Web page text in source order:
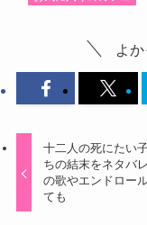
よ
十二人の死にたい
ちの結末をネタバ
の歌やエンドロー
ても